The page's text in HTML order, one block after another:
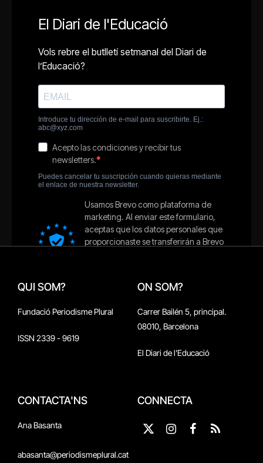
QUI SOM?
Fundació Periodisme Plural
ISSN 2339 - 9619
ON SOM?
Carrer Bailén 5, principal.
08010, Barcelona
El Diari de l'Educació
CONTACTA'NS
Ana Basanta
abasanta@periodismeplural.cat
CONNECTA
X
Instagram
Facebook
RSS